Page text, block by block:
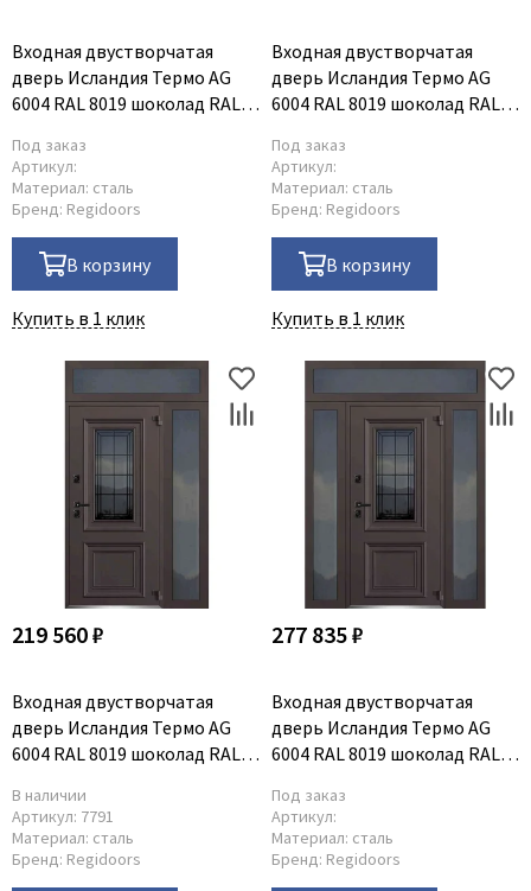
Входная двустворчатая
дверь Исландия Термо AG
6004 RAL 8019 шоколад RAL
Под заказ
Артикул:
Материал: сталь
Бренд: Regidoors
В корзину
Купить в 1 клик
Входная двустворчатая
дверь Исландия Термо AG
6004 RAL 8019 шоколад RAL
Под заказ
Артикул:
Материал: сталь
Бренд: Regidoors
В корзину
Купить в 1 клик
219 560 ₽
Входная двустворчатая
дверь Исландия Термо AG
6004 RAL 8019 шоколад RAL
В наличии
Артикул: 7791
Материал: сталь
Бренд: Regidoors
277 835 ₽
Входная двустворчатая
дверь Исландия Термо AG
6004 RAL 8019 шоколад RAL
Под заказ
Артикул:
Материал: сталь
Бренд: Regidoors